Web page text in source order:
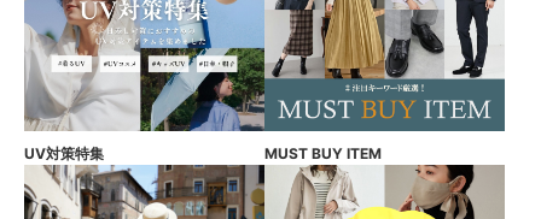
UV対策特集 MUST BUY ITEM